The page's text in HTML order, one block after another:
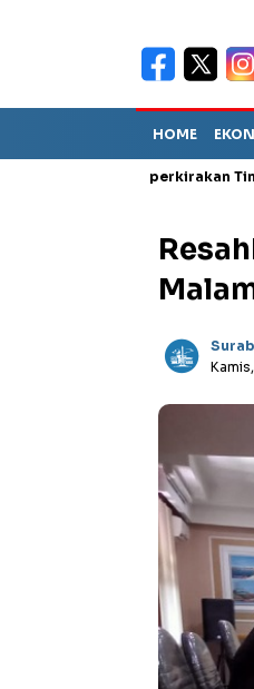
HOME
TPA Diperkirakan Tinggal